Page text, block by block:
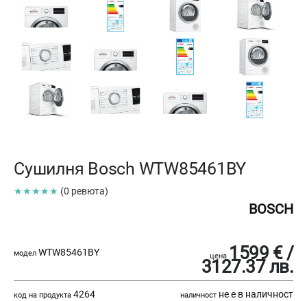
Сушилня Bosch WTW85461BY
★★★★★ (0 ревюта)
BOSCH
модел WTW85461BY цена 1599 € /
3127.37 лв.
код на продукта 4264 наличност не е в наличност